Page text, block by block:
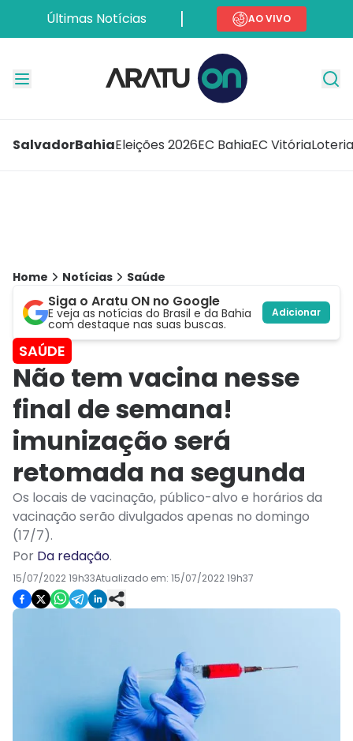
Últimas Notícias AO VIVO
SalvadorBahiaEleições 2026EC BahiaEC Vitória
Home Notícias Saúde
Siga o Aratu ON no Google
E veja as notícias do Brasil e da Bahia
com destaque nas suas buscas.
Adicionar
SAÚDE
Não tem vacina nesse
final de semana!
imunização será
retomada na segunda
Os locais de vacinação, público-alvo e horários da
vacinação serão divulgados apenas no domingo
(17/7).
Por Da redação.
15/07/2022 19h33Atualizado em: 15/07/2022 19h37